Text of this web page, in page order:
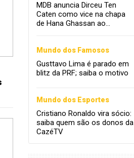
MDB anuncia Dirceu Ten
Caten como vice na chapa
de Hana Ghassan ao
Mundo dos Famosos
Gusttavo Lima é parado em
blitz da PRF; saiba o motivo
Mundo dos Esportes
Cristiano Ronaldo vira sócio:
saiba quem são os donos da
CazéTV